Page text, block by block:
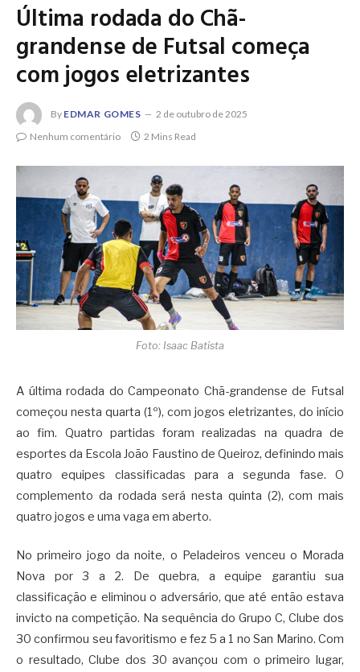
Última rodada do Chã-
grandense de Futsal começa
com jogos eletrizantes
By EDMAR GOMES
2 de outubro de 2025
Nenhum comentário
2 Mins Read
Foto: Isaac Batista
A última rodada do Campeonato Chã-grandense de Futsal
começou nesta quarta (1º), com jogos eletrizantes, do início
ao fim. Quatro partidas foram realizadas na quadra de
esportes da Escola João Faustino de Queiroz, definindo mais
quatro equipes classificadas para a segunda fase. O
complemento da rodada será nesta quinta (2), com mais
quatro jogos e uma vaga em aberto.
No primeiro jogo da noite, o Peladeiros venceu o Morada
Nova por 3 a 2. De quebra, a equipe garantiu sua
classificação e eliminou o adversário, que até então estava
invicto na competição. Na sequência do Grupo C, Clube dos
30 confirmou seu favoritismo e fez 5 a 1 no San Marino. Com
o resultado, Clube dos 30 avançou com o primeiro lugar,